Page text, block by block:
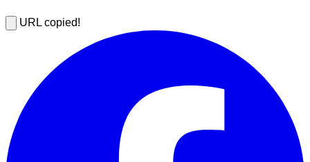
URL copied!